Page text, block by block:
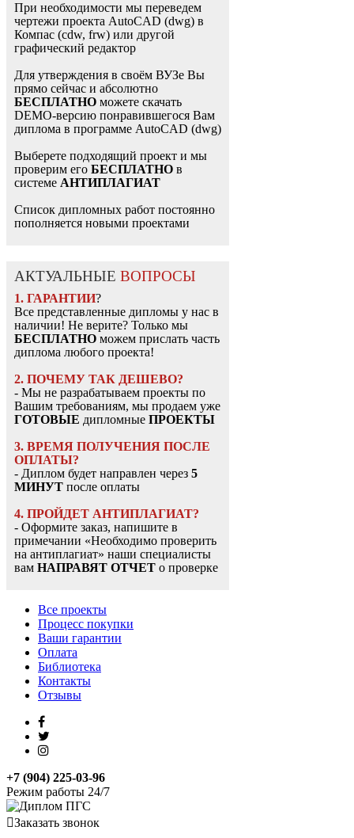
При необходимости мы переведем
чертежи проекта AutoCAD (dwg) в
Компас (cdw, frw) или другой
графический редактор
Для утверждения в своём ВУЗе Вы
прямо сейчас и абсолютно
БЕСПЛАТНО можете скачать
DEMO-версию понравившегося Вам
диплома в программе AutoCAD (dwg)
Выберете подходящий проект и мы
проверим его БЕСПЛАТНО в
системе АНТИПЛАГИАТ
Список дипломных работ постоянно
пополняется новыми проектами
АКТУАЛЬНЫЕ ВОПРОСЫ
1. ГАРАНТИИ?
Все представленные дипломы у нас в
наличии! Не верите? Только мы
БЕСПЛАТНО можем прислать часть
диплома любого проекта!
2. ПОЧЕМУ ТАК ДЕШЕВО?
- Мы не разрабатываем проекты по
Вашим требованиям, мы продаем уже
ГОТОВЫЕ дипломные ПРОЕКТЫ
3. ВРЕМЯ ПОЛУЧЕНИЯ ПОСЛЕ
ОПЛАТЫ?
- Диплом будет направлен через 5
МИНУТ после оплаты
4. ПРОЙДЕТ АНТИПЛАГИАТ?
- Оформите заказ, напишите в
примечании «Необходимо проверить
на антиплагиат» наши специалисты
вам НАПРАВЯТ ОТЧЕТ о проверке
Все проекты
Процесс покупки
Ваши гарантии
Оплата
Библиотека
Контакты
Отзывы
+7 (904) 225-03-96
Режим работы 24/7
Заказать звонок